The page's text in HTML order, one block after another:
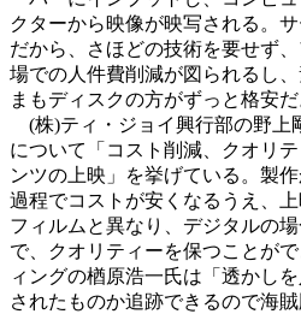
クターから映像が映写される。
だから、さほどの技術を要せず
場での人件費削減が図られるし
まもディスクの方がずっと格安だ
(株)ティ・ジョイ興行部の野上
について「コスト削減、クオリ
ンツの上映」を挙げている。製
過程でコストが安くなるうえ、
フィルムと異なり、デジタルの
で、クオリティーを保つことが
ィングの楢原浩一氏は「透かし
されたものか追跡できるので海